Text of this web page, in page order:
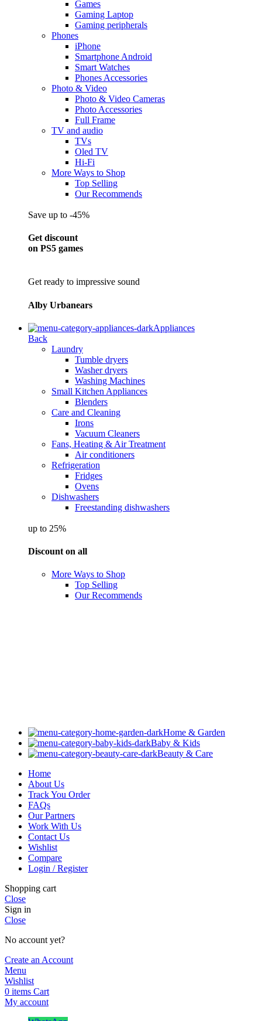
Games
Gaming Laptop
Gaming peripherals
Phones
iPhone
Smartphone Android
Smart Watches
Phones Accessories
Photo & Video
Photo & Video Cameras
Photo Accessories
Full Frame
TV and audio
TVs
Oled TV
Hi-Fi
More Ways to Shop
Top Selling
Our Recommends
Save up to -45%
Get discount
on PS5 games
Get ready to impressive sound
Alby Urbanears
Appliances
Back
Laundry
Tumble dryers
Washer dryers
Washing Machines
Small Kitchen Appliances
Blenders
Care and Cleaning
Irons
Vacuum Cleaners
Fans, Heating & Air Treatment
Air conditioners
Refrigeration
Fridges
Ovens
Dishwashers
Freestanding dishwashers
up to 25%
Discount on all
More Ways to Shop
Top Selling
Our Recommends
Home & Garden
Baby & Kids
Beauty & Care
Home
About Us
Track You Order
FAQs
Our Partners
Work With Us
Contact Us
Wishlist
Compare
Login / Register
Shopping cart
Close
Sign in
Close
No account yet?
Create an Account
Menu
Wishlist
0 items Cart
My account